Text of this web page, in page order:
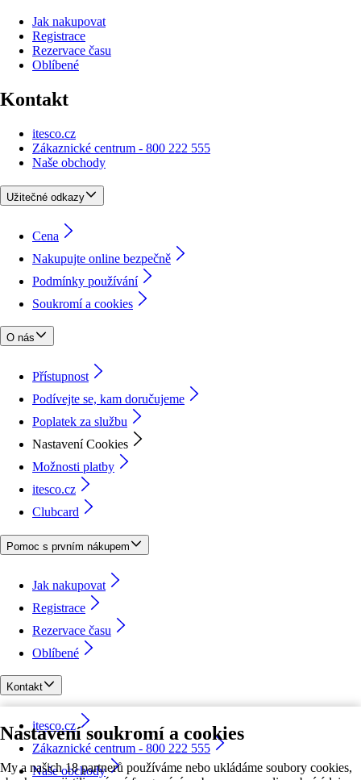
Nastavení soukromí a cookies
My a našich 18 partnerů používáme nebo ukládáme soubory cookies,
Jak nakupovat
Registrace
Rezervace času
Oblíbené
Kontakt
itesco.cz
Zákaznické centrum - 800 222 555
Naše obchody
Užitečné odkazy
Cena
Nakupujte online bezpečně
Podmínky používání
Soukromí a cookies
O nás
Přístupnost
Podívejte se, kam doručujeme
Poplatek za službu
Nastavení Cookies
Možnosti platby
itesco.cz
Clubcard
Pomoc s prvním nákupem
Jak nakupovat
Registrace
Rezervace času
Oblíbené
Kontakt
itesco.cz
Zákaznické centrum - 800 222 555
Naše obchody